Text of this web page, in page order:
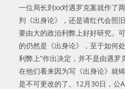
一位局长刘xx对遇罗克案就作了
判《出身论》，还是请红代会照
要由大的政治利弊上好好研究。
的仍然是《出身论》，至于如何
利弊上”作出决定，并不是由遇罗
在他们看来因为写《出身论》就
是不可更改的了。12月30日，公